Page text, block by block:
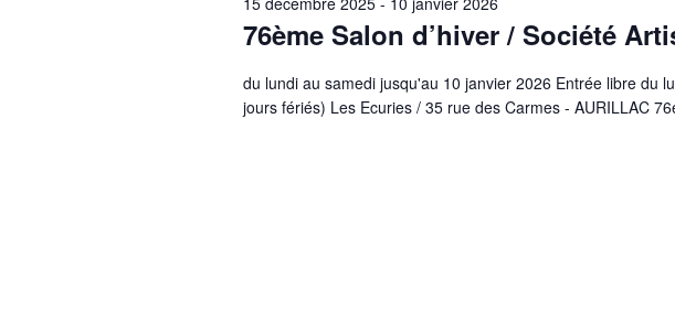
76ème Salon d’hiver / Société
du lundi au samedi jusqu'au 10 janvier 2026 Entrée libre du
jours fériés) Les Ecuries / 35 rue des Carmes - AURILLAC